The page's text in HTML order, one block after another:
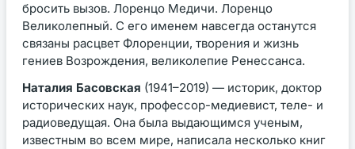
бросить вызов. Лоренцо Медичи. Лоренцо
Великолепный. С его именем навсегда останутся
связаны расцвет Флоренции, творения и жизнь
гениев Возрождения, великолепие Ренессанса.
Наталия Басовская (1941–2019) — историк, доктор
исторических наук, профессор-медиевист, теле- и
радиоведущая. Она была выдающимся ученым,
известным во всем мире, написала несколько книг